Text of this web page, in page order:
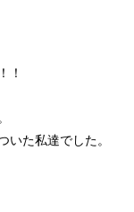
！
いた私達でした。